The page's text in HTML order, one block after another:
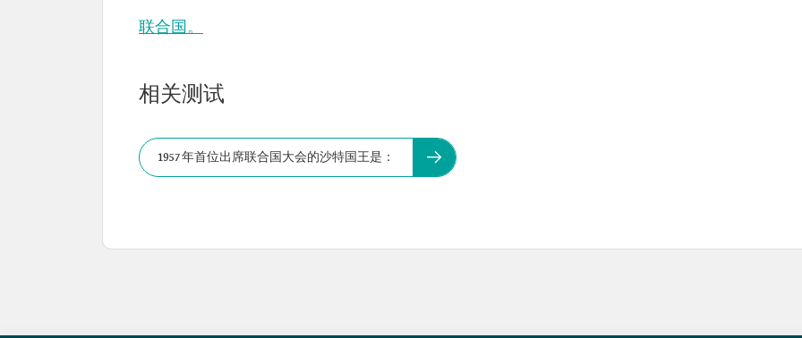
联合国。
相关测试
1957 年首位出席联合国大会的沙特国王是：